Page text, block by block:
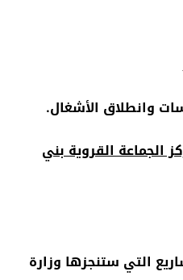
وانطلاق الأشغال.
الجماعة القروية بني
التي ستنجزها وزارة